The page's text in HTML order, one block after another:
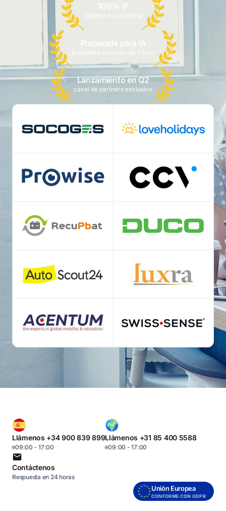
100% IP
plataforma moderna
Preparada para IA
propuesta a prueba de futuro
Lanzamiento en Q2
canal de partners exclusivo
Llámenos +34 900 839 899
09:00 - 17:00
Llámenos +31 85 400 5588
09:00 - 17:00
Contáctenos
Respuesta en 24 horas
Unión Europea
CONFORME CON GDPR